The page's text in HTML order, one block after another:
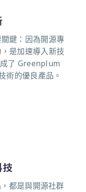
鍵：因為開源專
是加速導入新技
了 Greenplum
術的優良產品。
都是與開源社群